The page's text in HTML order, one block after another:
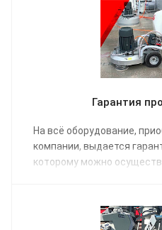
Гарантия
На всё оборудование,
компании, выдается
которому можно